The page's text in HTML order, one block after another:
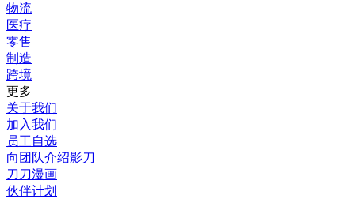
物流
医疗
零售
制造
跨境
更多
关于我们
加入我们
员工自选
向团队介绍影刀
刀刀漫画
伙伴计划